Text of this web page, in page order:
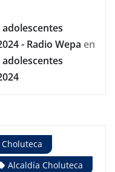
- Radio Wepa en
Alcaldía Choluteca